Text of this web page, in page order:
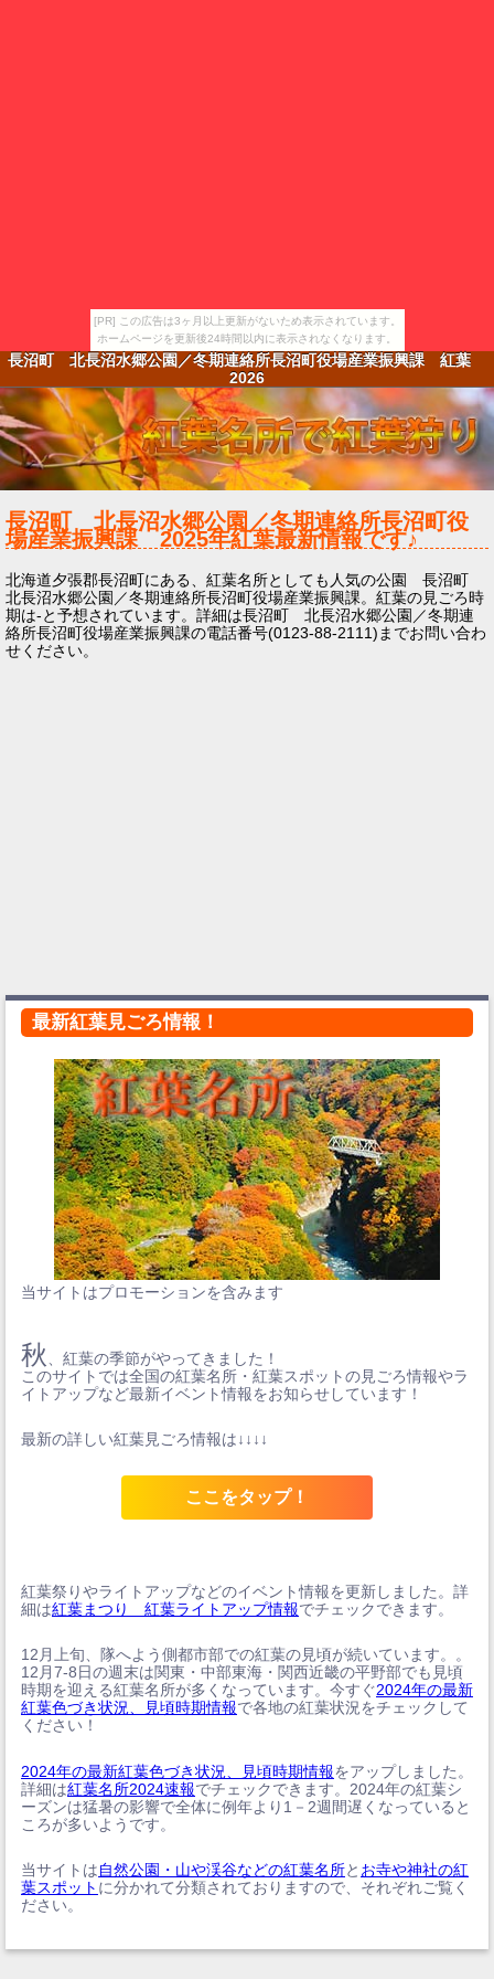
[PR] この広告は3ヶ月以上更新がないため表示されています。
ホームページを更新後24時間以内に表示されなくなります。
長沼町 北長沼水郷公園／冬期連絡所長沼町役場産業振興課 紅葉
2026
長沼町 北長沼水郷公園／冬期連絡所長沼町役
場産業振興課2025年紅葉最新情報です♪
北海道夕張郡長沼町にある、紅葉名所としても人気の公園 長沼町
北長沼水郷公園／冬期連絡所長沼町役場産業振興課。紅葉の見ごろ時
期は-と予想されています。詳細は長沼町 北長沼水郷公園／冬期連
絡所長沼町役場産業振興課の電話番号(0123-88-2111)までお問い合わ
せください。
最新紅葉見ごろ情報！
当サイトはプロモーションを含みます
秋
、紅葉の季節がやってきました！
このサイトでは全国の紅葉名所・紅葉スポットの見ごろ情報やラ
イトアップなど最新イベント情報をお知らせしています！
最新の詳しい紅葉見ごろ情報は↓↓↓↓
ここをタップ！
紅葉祭りやライトアップなどのイベント情報を更新しました。詳
細は紅葉まつり 紅葉ライトアップ情報でチェックできます。
12月上旬、隊へよう側都市部での紅葉の見頃が続いています。。
12月7-8日の週末は関東・中部東海・関西近畿の平野部でも見頃
時期を迎える紅葉名所が多くなっています。今すぐ2024年の最新
紅葉色づき状況、見頃時期情報で各地の紅葉状況をチェックして
ください！
2024年の最新紅葉色づき状況、見頃時期情報をアップしました。
詳細は紅葉名所2024速報でチェックできます。2024年の紅葉シ
ーズンは猛暑の影響で全体に例年より1－2週間遅くなっていると
ころが多いようです。
当サイトは自然公園・山や渓谷などの紅葉名所と お寺や神社の紅
葉スポット に分かれて分類されておりますので、それぞれご覧く
ださい。